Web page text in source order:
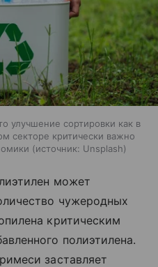
улучшение сортировки как в
секторе критически важно
источник: Unsplash
может
чужеродных
критическим
полиэтилена.
заставляет